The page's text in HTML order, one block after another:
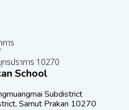
าร
รปราการ 10270
School
Subdistrict
Samut Prakan 10270